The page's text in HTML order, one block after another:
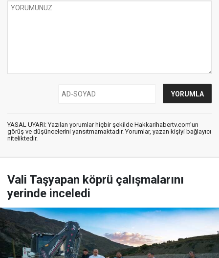
YASAL UYARI: Yazılan yorumlar hiçbir şekilde Hakkarihabertv.com’un
görüş ve düşüncelerini yansıtmamaktadır. Yorumlar, yazan kişiyi bağlayıcı
niteliktedir.
Vali Taşyapan köprü çalışmalarını
yerinde inceledi